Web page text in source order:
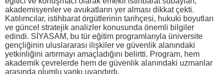
akademisyenler ve avukatların yer alması dikkat çekti.
Katılımcılar, istihbarat örgütlerinin tarihçesi, hukuki boyutları
ve güncel stratejik analizler konusunda önemli bilgiler
edindi. SİYASAM, bu tür eğitim programlarıyla üniversite
gençliğinin uluslararası ilişkiler ve güvenlik alanındaki
yetkinliğini artırmayı amaçladığını belirtti. Program, hem
akademik çevrelerde hem de güvenlik alanındaki uzmanlar
arasında olumlu yankı uyandırdı.